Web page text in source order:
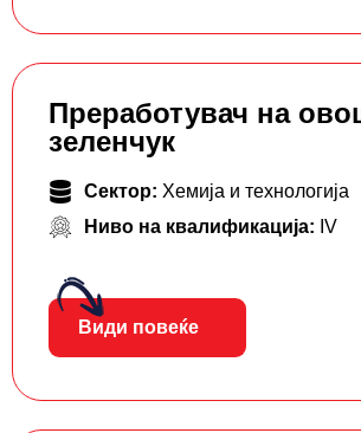
Преработувач на
зеленчук
Сектор: Хемија и технологија
Ниво на квалификација: IV
Види повеќе